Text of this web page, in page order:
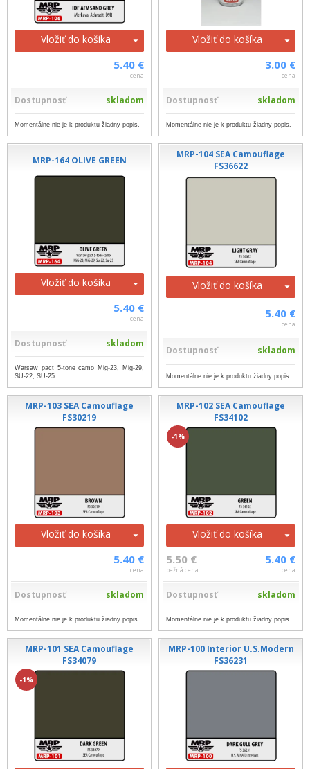
Vložiť do košíka
5.40 €
cena
Dostupnosť skladom
Momentálne nie je k produktu žiadny popis.
Vložiť do košíka
3.00 €
cena
Dostupnosť skladom
Momentálne nie je k produktu žiadny popis.
MRP-164 OLIVE GREEN
Vložiť do košíka
5.40 €
cena
Dostupnosť skladom
Warsaw pact 5-tone camo Mig-23, Mig-29,
SU-22, SU-25
MRP-104 SEA Camouflage
FS36622
Vložiť do košíka
5.40 €
cena
Dostupnosť skladom
Momentálne nie je k produktu žiadny popis.
MRP-103 SEA Camouflage
FS30219
Vložiť do košíka
5.40 €
cena
Dostupnosť skladom
Momentálne nie je k produktu žiadny popis.
MRP-102 SEA Camouflage
FS34102
-1%
Vložiť do košíka
5.50 €
bežná cena
5.40 €
cena
Dostupnosť skladom
Momentálne nie je k produktu žiadny popis.
MRP-101 SEA Camouflage
FS34079
-1%
MRP-100 Interior U.S.Modern
FS36231